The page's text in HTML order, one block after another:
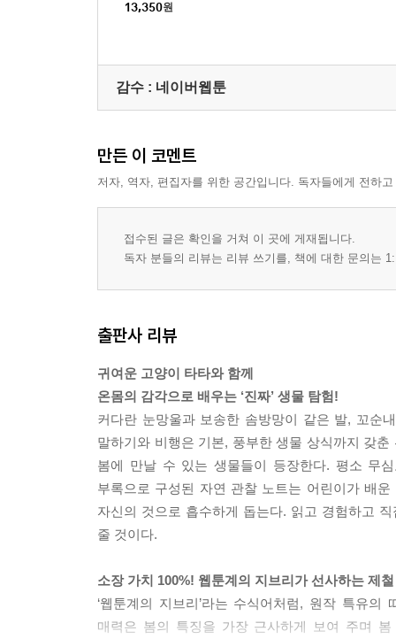
13,350원
감수 : 네이버웹툰
만든 이 코멘트
저자, 역자, 편집자를 위한 공간입니다. 독자들에게 전하
접수된 글은 확인을 거쳐 이 곳에 게재됩니다.
독자 분들의 리뷰는 리뷰 쓰기를, 책에 대한 문의는
출판사 리뷰
귀여운 고양이 타타와 함께
온몸의 감각으로 배우는 ‘진짜’ 생물 탐험!
커다란 눈망울과 보송한 솜방망이 같은 발, 꼬순
말하기와 비행은 기본, 풍부한 생물 상식까지 갖
봄에 만날 수 있는 생물들이 등장한다. 평소 무
부록으로 구성된 자연 관찰 노트는 어린이가 배
자신의 것으로 흡수하게 돕는다. 읽고 경험하고
줄 것이다.
소장 가치 100%! 웹툰계의 지브리가 선사하는 제
‘웹툰계의 지브리’라는 수식어처럼, 원작 특유
매력은 봄의 특징을 가장 근사하게 보여 주며